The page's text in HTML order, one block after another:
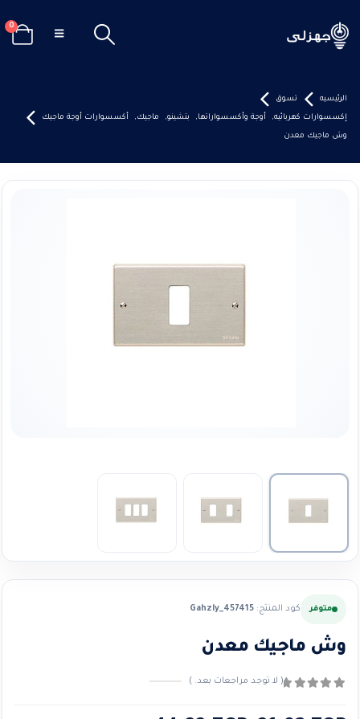
0
الرئيسيه تسوق
إكسسوارات كهربائيه, أوجة وأكسسواراتها, بتشينو, ماجيك, أكسسوارات أوجة ماجيك
وش ماجيك معدن
متوفر كود المنتج: Gahzly_457415
وش ماجيك معدن
( لا توجد مراجعات بعد. )